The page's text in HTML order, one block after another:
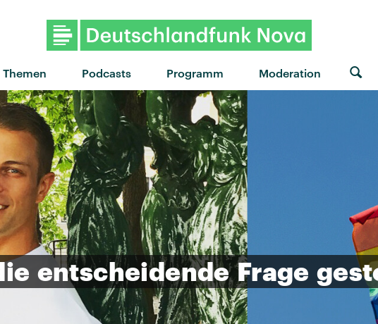
Themen Podcasts Programm Moderation
"Defibrillator" von The Snuts ·
entscheidende Frage